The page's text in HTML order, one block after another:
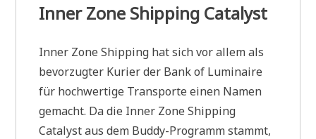
Inner Zone Shipping Catalyst
Inner Zone Shipping hat sich vor allem als
bevorzugter Kurier der Bank of Luminaire
für hochwertige Transporte einen Namen
gemacht. Da die Inner Zone Shipping
Catalyst aus dem Buddy-Programm stammt,